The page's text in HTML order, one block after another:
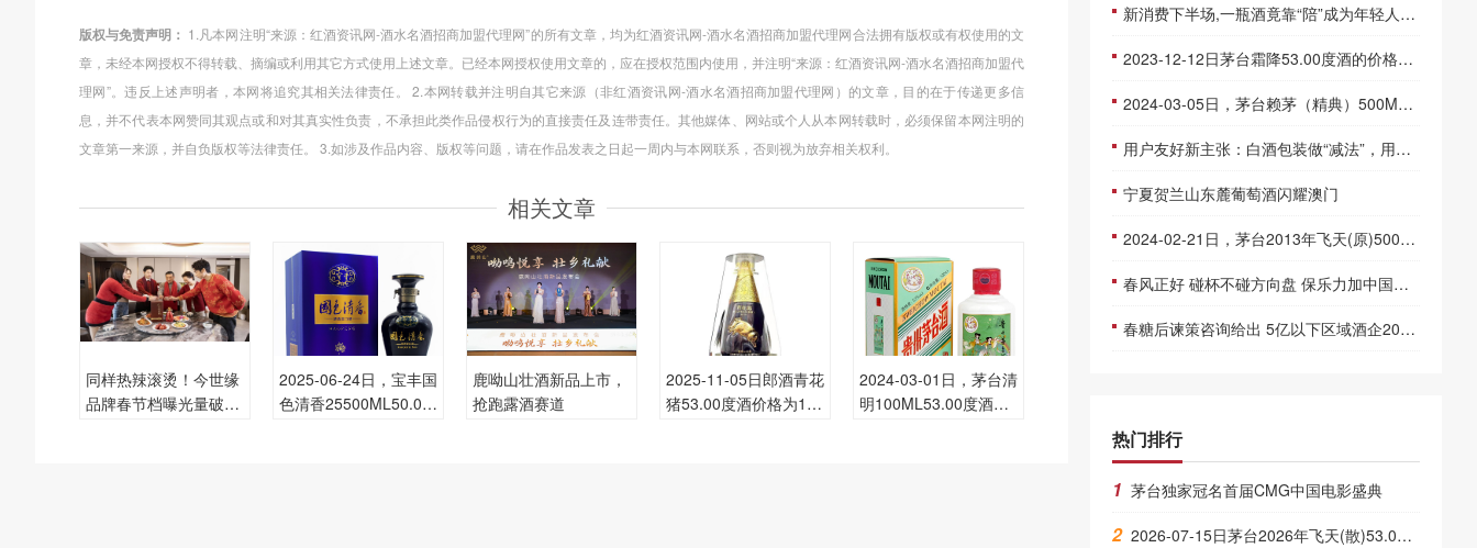
版权与免责声明： 1.凡本网注明“来源：红酒资讯网-酒水名酒招商加盟代理网”的所有文章，均为红酒资讯网-酒水名酒招商加盟代理网合法拥有版权或有权使用的文
章，未经本网授权不得转载、摘编或利用其它方式使用上述文章。已经本网授权使用文章的，应在授权范围内使用，并注明“来源：红酒资讯网-酒水名酒招商加盟代
理网”。违反上述声明者，本网将追究其相关法律责任。 2.本网转载并注明自其它来源（非红酒资讯网-酒水名酒招商加盟代理网）的文章，目的在于传递更多信
息，并不代表本网赞同其观点或和对其真实性负责，不承担此类作品侵权行为的直接责任及连带责任。其他媒体、网站或个人从本网转载时，必须保留本网注明的
文章第一来源，并自负版权等法律责任。 3.如涉及作品内容、版权等问题，请在作品发表之日起一周内与本网联系，否则视为放弃相关权利。
相关文章
同样热辣滚烫！今世缘
品牌春节档曝光量破
2025-06-24日，宝丰国
色清香25500ML50.00
鹿呦山壮酒新品上市，
抢跑露酒赛道
2025-11-05日郎酒青花
猪53.00度酒价格为1,0
2024-03-01日，茅台清
明100ML53.00度酒每
新消费下半场,一瓶酒竟靠“陪”成为年轻人刚需?
2023-12-12日茅台霜降53.00度酒的价格，茅台批发参考价格4,300一瓶
2024-03-05日，茅台赖茅（精典）500ML53.00度酒每瓶的价格是多少呢？
用户友好新主张：白酒包装做“减法”，用户体验做“加法”
宁夏贺兰山东麓葡萄酒闪耀澳门
2024-02-21日，茅台2013年飞天(原)500ML53.00度酒每瓶的价格是多少呢？
春风正好 碰杯不碰方向盘 保乐力加中国携手全国百家酒吧共同倡导“酒后不驾车”
春糖后谏策咨询给出 5亿以下区域酒企2026年生存指南
热门排行
1 茅台独家冠名首届CMG中国电影盛典
2 2026-07-15日茅台2026年飞天(散)53.00度酒价格为1,630一瓶，下跌 5元